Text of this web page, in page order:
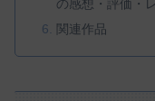
の感想・評価・
関連作品